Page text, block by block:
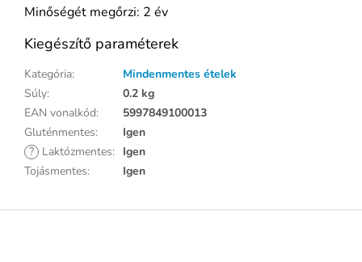
Minőségét megőrzi: 2 év
Kiegészítő paraméterek
Kategória:
Mindenmentes ételek
Súly:
0.2 kg
EAN vonalkód:
5997849100013
Gluténmentes:
Igen
? Laktózmentes: Igen
Tojásmentes: Igen
L